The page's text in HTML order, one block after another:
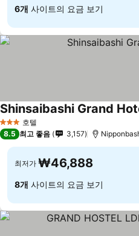
6개 사이트의 요금 보기
3 성급 호텔
Shinsaibashi Grand
8.5 최고 좋음 3,157
최저가 ₩46,888
8개 사이트의 요금 보기